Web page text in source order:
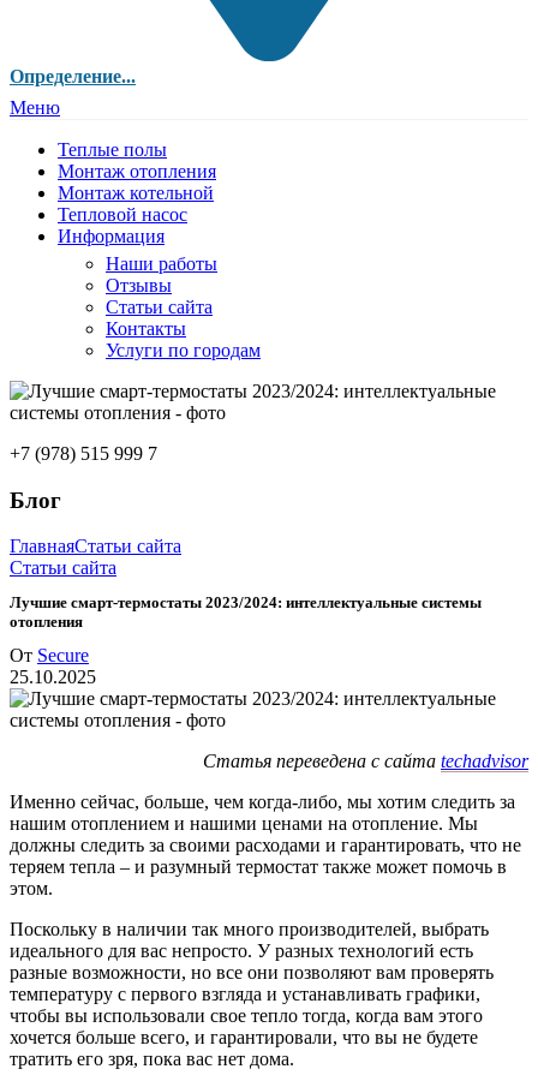
Определение...
Меню
Теплые полы
Монтаж отопления
Монтаж котельной
Тепловой насос
Информация
Наши работы
Отзывы
Статьи сайта
Контакты
Услуги по городам
+7 (978) 515 999 7
Блог
ГлавнаяСтатьи сайта
Статьи сайта
Лучшие смарт-термостаты 2023/2024: интеллектуальные системы
отопления
От Secure
25.10.2025
Статья переведена с сайта techadvisor
Именно сейчас, больше, чем когда-либо, мы хотим следить за
нашим отоплением и нашими ценами на отопление. Мы
должны следить за своими расходами и гарантировать, что не
теряем тепла – и разумный термостат также может помочь в
этом.
Поскольку в наличии так много производителей, выбрать
идеального для вас непросто. У разных технологий есть
разные возможности, но все они позволяют вам проверять
температуру с первого взгляда и устанавливать графики,
чтобы вы использовали свое тепло тогда, когда вам этого
хочется больше всего, и гарантировали, что вы не будете
тратить его зря, пока вас нет дома.